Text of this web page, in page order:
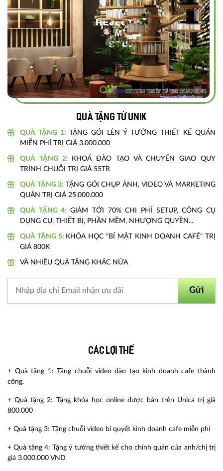
Quà tặng từ unik
QUÀ TẶNG 1: TẶNG GÓI LÊN Ý TƯỞNG THIẾT KẾ QUÁN
MIỄN PHÍ TRỊ GIÁ 3.000.000
QUÀ TẶNG 2:
KHOÁ ĐÀO TẠO VÀ CHUYỂN GIAO QUY
TRÌNH CHUỖI TRỊ GIÁ 55TR
QUÀ TẶNG 3: TẶNG GÓI CHỤP ẢNH, VIDEO VÀ MARKETING
QUÁN TRỊ GIÁ 25.000.000
QUÀ TẶNG 4:GIẢM TỚI 70% CHI PHÍ SETUP, CÔNG CỤ
DỤNG CỤ, THIẾT BỊ, PHẦN MỀM, NHƯỢNG QUYỀN...
QUÀ TẶNG 5: KHÓA HỌC "BÍ MẬT KINH DOANH CAFÉ" TRỊ
GIÁ 800K
VÀ NHIỀU QUÀ TẶNG KHÁC NỮA
Gửi
Các lợi thế
+ Quà tặng 1: Tặng chuỗi video đào tạo kinh doanh cafe thành
công.
+ Quà tặng 2: Tặng khóa học online được bán trên Unica trị giá
800.000
+ Quà tặng 3: Tặng chuỗi video bí quyết kinh doanh cafe miễn phí
+ Quà tặng 4: Tặng ý tưởng thiết kế cho chính quán của anh/chị trị
giá 3.000.000 VND